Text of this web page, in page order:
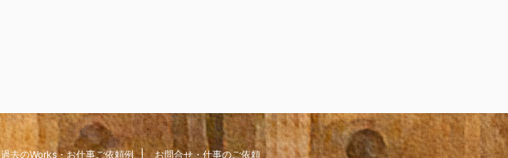
過去のWorks・お仕事ご依頼例 お問合せ・仕事のご依頼